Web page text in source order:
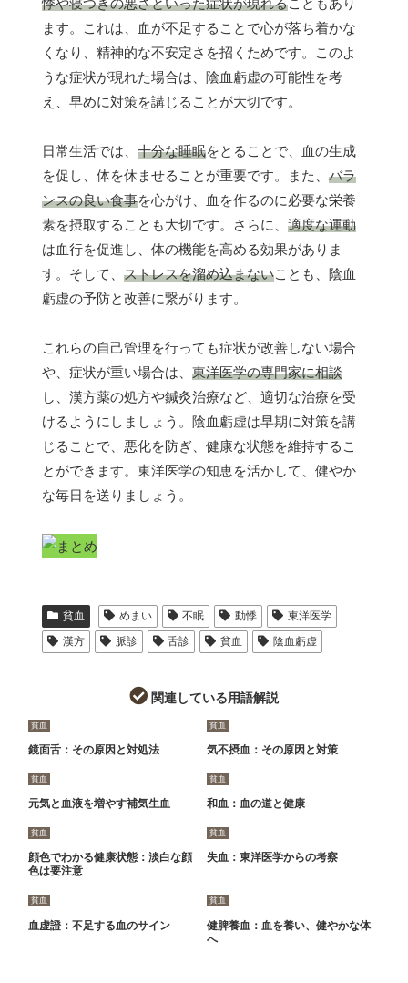
悸や寝つきの悪さといった症状が現れることもあり
ます。これは、血が不足することで心が落ち着かな
くなり、精神的な不安定さを招くためです。このよ
うな症状が現れた場合は、陰血虧虚の可能性を考
え、早めに対策を講じることが大切です。
日常生活では、 十分な睡眠をとることで、血の生成
を促し、体を休ませることが重要です。また、 バラ
ンスの良い食事を心がけ、血を作るのに必要な栄養
素を摂取することも大切です。さらに、 適度な運動
は血行を促進し、体の機能を高める効果がありま
す。そして、 ストレスを溜め込まないことも、陰血
虧虚の予防と改善に繋がります。
これらの自己管理を行っても症状が改善しない場合
や、症状が重い場合は、 東洋医学の専門家に相談
し、漢方薬の処方や鍼灸治療など、適切な治療を受
けるようにしましょう。陰血虧虚は早期に対策を講
じることで、悪化を防ぎ、健康な状態を維持するこ
とができます。東洋医学の知恵を活かして、健やか
な毎日を送りましょう。
貧血 めまい 不眠 動悸
東洋医学
漢方
脈診 舌診 貧血 陰血虧虚
関連している用語解説
貧血
鏡面舌：その原因と対処法
貧血
気不摂血：その原因と対策
貧血
元気と血液を増やす補気生血
貧血
和血：血の道と健康
貧血
顔色でわかる健康状態：淡白な顔
色は要注意
貧血
失血：東洋医学からの考察
貧血
血虚證：不足する血のサイン
貧血
健脾養血：血を養い、健やかな体
へ